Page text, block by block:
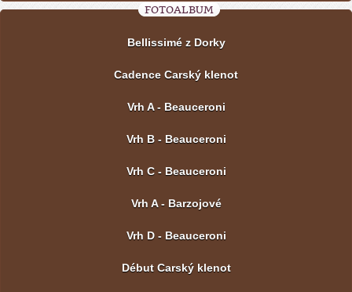
FOTOALBUM
Bellissimé z Dorky
Cadence Carský klenot
Vrh A - Beauceroni
Vrh B - Beauceroni
Vrh C - Beauceroni
Vrh A - Barzojové
Vrh D - Beauceroni
Début Carský klenot